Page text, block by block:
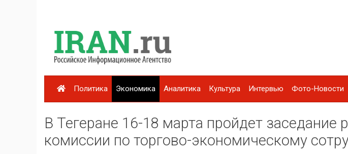
Политика Экономика Аналитика Культура Интервью Фото-Новости
В Тегеране 16-18 марта пройдет заседание
комиссии по торгово-экономическому